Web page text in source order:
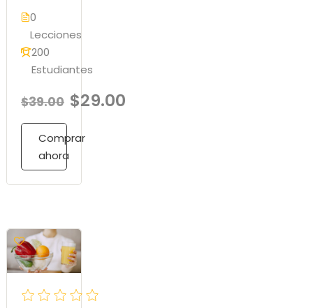
0
Lecciones
200
Estudiantes
$39.00 $29.00
Comprar
ahora